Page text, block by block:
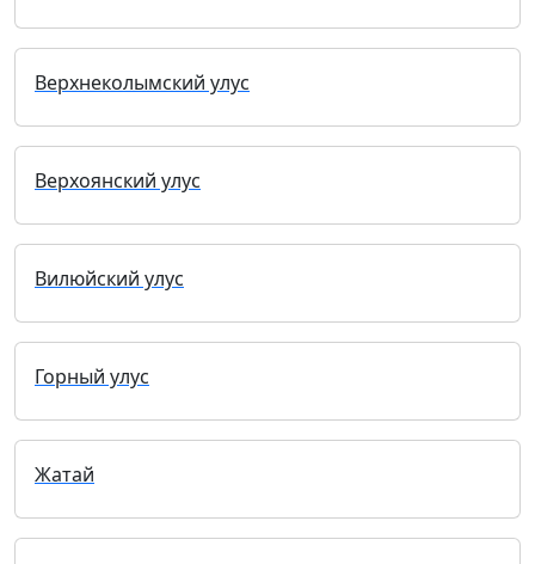
Верхнеколымский улус
Верхоянский улус
Вилюйский улус
Горный улус
Жатай